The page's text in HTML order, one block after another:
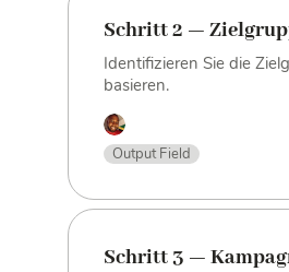
Schritt 2 —
Identifizieren Sie die
basieren.
Output Field
Schritt 3 —